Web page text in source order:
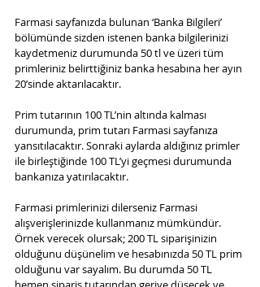
Farmasi sayfanızda bulunan ‘Banka Bilgileri’
bölümünde sizden istenen banka bilgilerinizi
kaydetmeniz durumunda 50 tl ve üzeri tüm
primleriniz belirttiğiniz banka hesabına her ayın
20’sinde aktarılacaktır.
Prim tutarının 100 TL’nin altında kalması
durumunda, prim tutarı Farmasi sayfanıza
yansıtılacaktır. Sonraki aylarda aldığınız primler
ile birleştiğinde 100 TL’yi geçmesi durumunda
bankanıza yatırılacaktır.
Farmasi primlerinizi dilerseniz Farmasi
alışverişlerinizde kullanmanız mümkündür.
Örnek verecek olursak; 200 TL siparişinizin
olduğunu düşünelim ve hesabınızda 50 TL prim
olduğunu var sayalım. Bu durumda 50 TL